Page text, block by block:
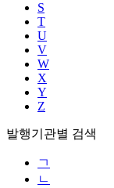
S
T
U
V
W
X
Y
Z
발행기관별 검색
ㄱ
ㄴ